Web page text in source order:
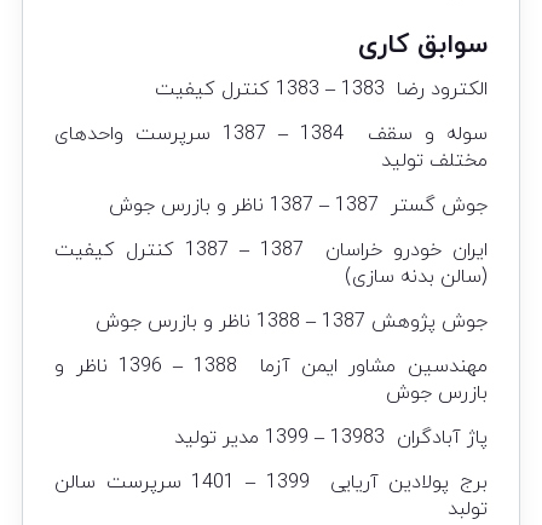
سوابق کاری
الکترود رضا 1383 – 1383 کنترل کیفیت
سوله و سقف 1384 – 1387 سرپرست واحدهای
مختلف تولید
جوش گستر 1387 – 1387 ناظر و بازرس جوش
ایران خودرو خراسان 1387 – 1387 کنترل کیفیت
(سالن بدنه سازی)
جوش پژوهش 1387 – 1388 ناظر و بازرس جوش
مهندسین مشاور ایمن آزما 1388 – 1396 ناظر و
بازرس جوش
پاژ آبادگران 13983 – 1399 مدیر تولید
برج پولادین آریایی 1399 – 1401 سرپرست سالن
تولبد